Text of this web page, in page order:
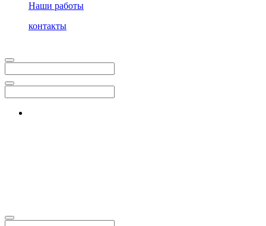
Наши работы
контакты